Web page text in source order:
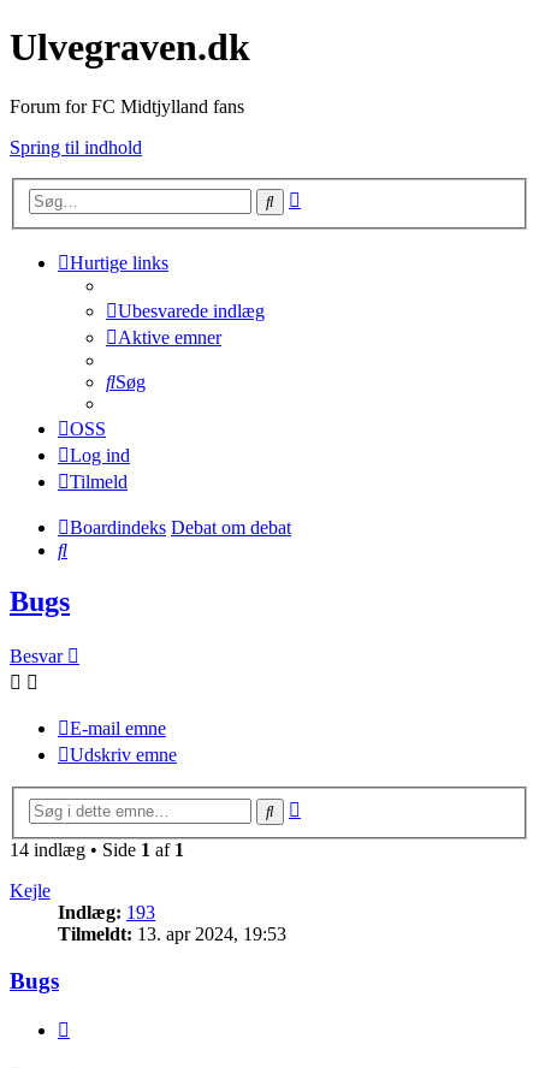
Ulvegraven.dk
Forum for FC Midtjylland fans
Spring til indhold
Søg
Hurtige links
Ubesvarede indlæg
Aktive emner
Søg
OSS
Log ind
Tilmeld
Boardindeks Debat om debat
Søg
Bugs
Besvar
E-mail emne
Udskriv emne
Søg
14 indlæg • Side 1 af 1
Kejle
Indlæg: 193
Tilmeldt: 13. apr 2024, 19:53
Bugs